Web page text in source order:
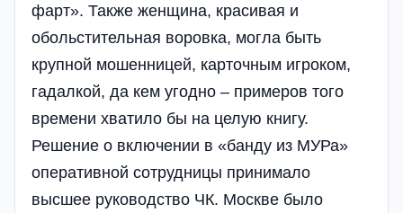
фарт». Также женщина, красивая и
обольстительная воровка, могла быть
крупной мошенницей, карточным игроком,
гадалкой, да кем угодно – примеров того
времени хватило бы на целую книгу.
Решение о включении в «банду из МУРа»
оперативной сотрудницы принимало
высшее руководство ЧК. Москве было